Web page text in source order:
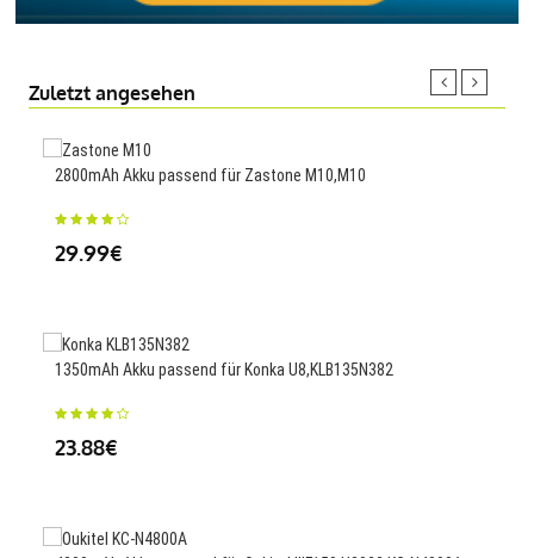
Zuletzt angesehen
2800mAh Akku passend für Zastone M10,M10
29.99€
1350mAh Akku passend für Konka U8,KLB135N382
23.88€